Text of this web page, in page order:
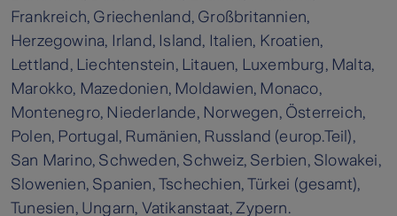
Frankreich, Griechenland, Großbritannien,
Herzegowina, Irland, Island, Italien, Kroatien,
Lettland, Liechtenstein, Litauen, Luxemburg, Malta,
Marokko, Mazedonien, Moldawien, Monaco,
Montenegro, Niederlande, Norwegen, Österreich,
Polen, Portugal, Rumänien, Russland (europ.Teil),
San Marino, Schweden, Schweiz, Serbien, Slowakei,
Slowenien, Spanien, Tschechien, Türkei (gesamt),
Tunesien, Ungarn, Vatikanstaat, Zypern.